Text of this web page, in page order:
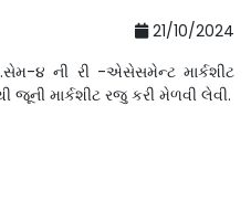
21/10/2024
૪ ની રી -એસેસમેન્ટ માર્કશીટ
જૂની માર્કશીટ રજુ કરી મેળવી લેવી.